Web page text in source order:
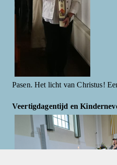
Pasen. Het licht van Christus!
Veertigdagentijd en